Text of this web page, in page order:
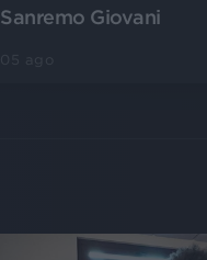
Sanremo Giovani